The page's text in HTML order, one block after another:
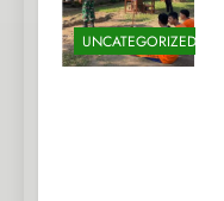
UNCATEGORIZED